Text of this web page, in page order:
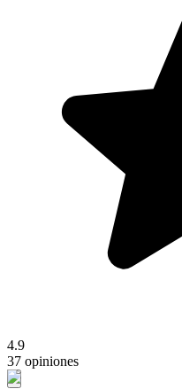
4.9
37 opiniones